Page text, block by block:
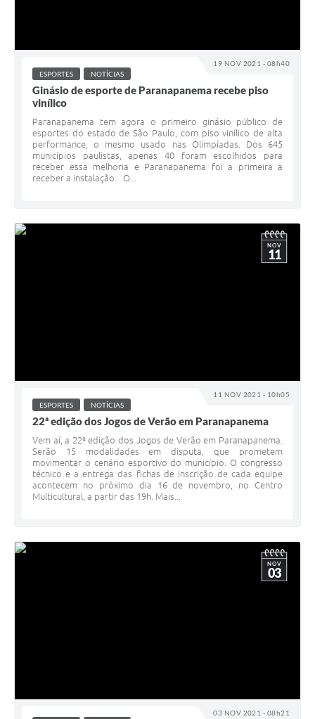
19 NOV 2021 - 08h40
ESPORTES NOTÍCIAS
Ginásio de esporte de Paranapanema recebe piso
vinílico
Paranapanema tem agora o primeiro ginásio público de
esportes do estado de São Paulo, com piso vinílico de alta
performance, o mesmo usado nas Olimpíadas. Dos 645
municípios paulistas, apenas 40 foram escolhidos para
receber essa melhoria e Paranapanema foi a primeira a
receber a instalação. O...
11 NOV 2021 - 10h05
NOV
11
ESPORTES NOTÍCIAS
22ª edição dos Jogos de Verão em Paranapanema
Vem aí, a 22ª edição dos Jogos de Verão em Paranapanema.
Serão 15 modalidades em disputa, que prometem
movimentar o cenário esportivo do município. O congresso
técnico e a entrega das fichas de inscrição de cada equipe
acontecem no próximo dia 16 de novembro, no Centro
Multicultural, a partir das 19h. Mais...
03 NOV 2021 - 08h21
NOV
03